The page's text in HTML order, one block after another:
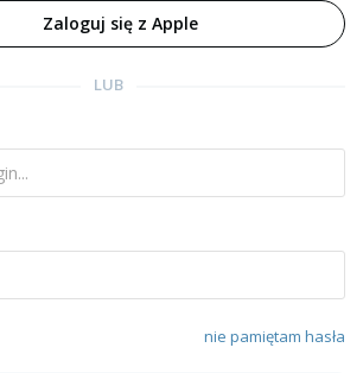
Zaloguj się z Apple
LUB
nie pamiętam hasła